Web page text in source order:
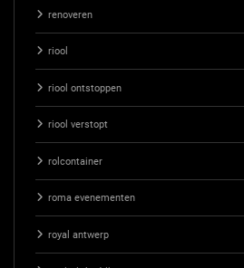
renoveren
riool
riool ontstoppen
riool verstopt
rolcontainer
roma evenementen
royal antwerp